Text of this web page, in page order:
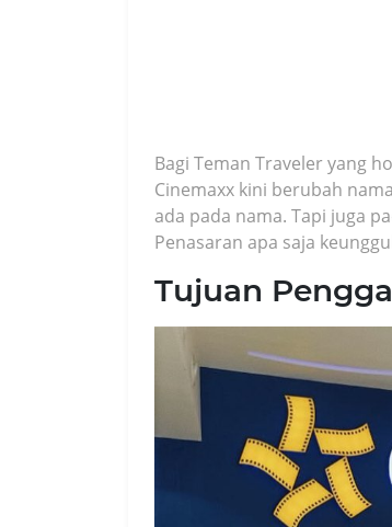
Bagi Teman Traveler yang
Cinemaxx kini berubah
ada pada nama. Tapi juga
Penasaran apa saja
Tujuan